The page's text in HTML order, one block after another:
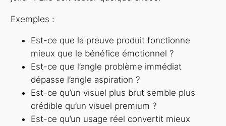
Exemples :
Est-ce que la preuve produit fonctionne
mieux que le bénéfice émotionnel ?
Est-ce que l’angle problème immédiat
dépasse l’angle aspiration ?
Est-ce qu’un visuel plus brut semble plus
crédible qu’un visuel premium ?
Est-ce qu’un usage réel convertit mieux